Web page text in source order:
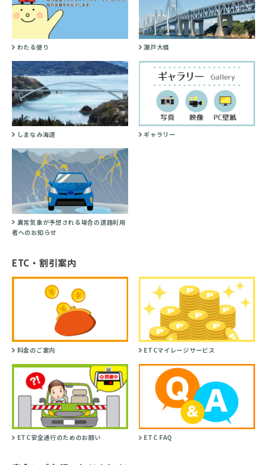
わたる便り 瀬戸大橋
しまなみ海道 ギャラリー
異常気象が予想される場合の道路利用
者へのお知らせ
ETC・割引案内
料金のご案内 ETCマイレージサービス
ETC安全通行のためのお願い ETC FAQ